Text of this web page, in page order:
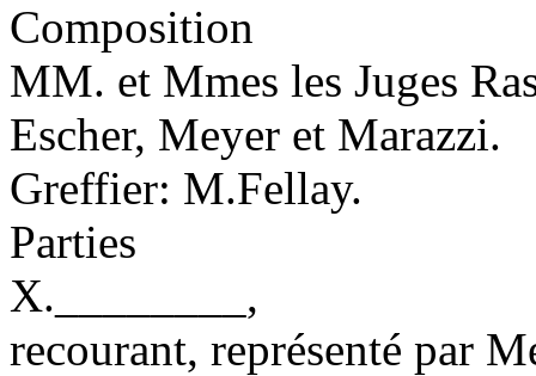
Composition
MM. et Mmes les Juges
Escher, Meyer et Marazzi.
Greffier: M.Fellay.
Parties
X.________,
recourant, représenté par